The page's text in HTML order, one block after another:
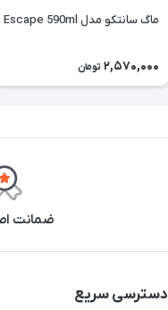
ماگ سانتکو مدل Escape 590ml
2,570,000 تومان
ضمانت
دسترسی سریع